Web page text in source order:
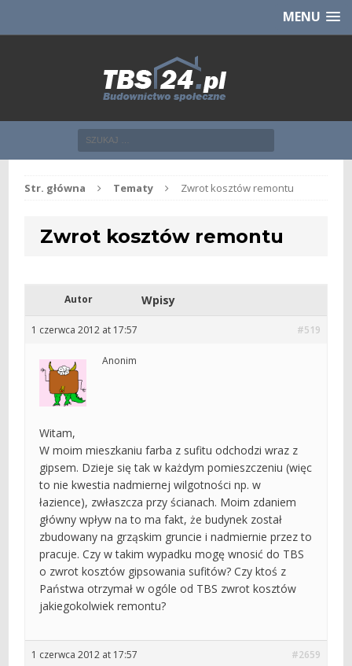
CHCĘ [klik]MENU
Str. główna Tematy Zwrot kosztów remontu
Zwrot kosztów remontu
Autor Wpisy
1 czerwca 2012 at 17:57 #519
Anonim
Witam,
W moim mieszkaniu farba z sufitu odchodzi wraz z
gipsem. Dzieje się tak w każdym pomieszczeniu (więc
to nie kwestia nadmiernej wilgotności np. w
łazience), zwłaszcza przy ścianach. Moim zdaniem
główny wpływ na to ma fakt, że budynek został
zbudowany na grząskim gruncie i nadmiernie przez to
pracuje. Czy w takim wypadku mogę wnosić do TBS
o zwrot kosztów gipsowania sufitów? Czy ktoś z
Państwa otrzymał w ogóle od TBS zwrot kosztów
jakiegokolwiek remontu?
1 czerwca 2012 at 17:57 #2659